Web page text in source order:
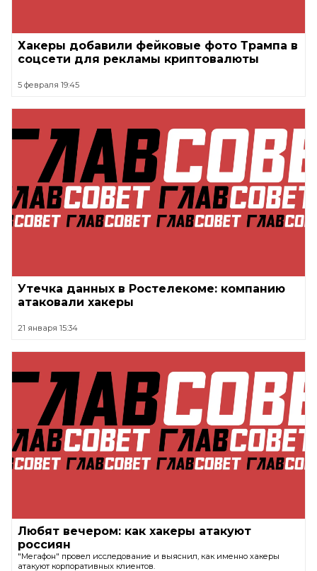
Хакеры добавили фейковые фото Трампа в
соцсети для рекламы криптовалюты
5 февраля 19:45
Утечка данных в Ростелекоме: компанию
атаковали хакеры
21 января 15:34
Любят вечером: как хакеры атакуют
россиян
"Мегафон" провел исследование и выяснил, как именно хакеры
атакуют корпоративных клиентов.